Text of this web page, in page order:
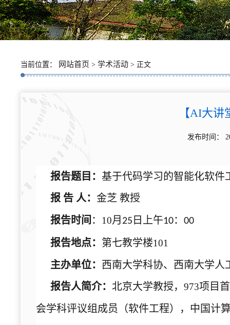
当前位置： 网站首页 > 学术活动 > 正文
【AI大
发布时间：
报告题目： 基于代码学习的智能化软件
报 告 人： 金芝 教授
报告时间 ： 10月 25 日上午10： 00
报告地点： 第七教学楼101
主办单位： 西南大学科协、西南大学人
报告人简介： 北京大学教授， 973项目
会学科评议组成员（软件工程），中国计